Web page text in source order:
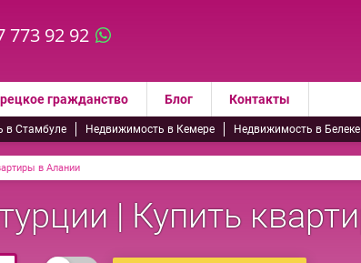
773 92 92
гражданство Блог Контакты
в Стамбуле Недвижимость в Кемере Недвижимость в Белеке
в Алании
| Купить